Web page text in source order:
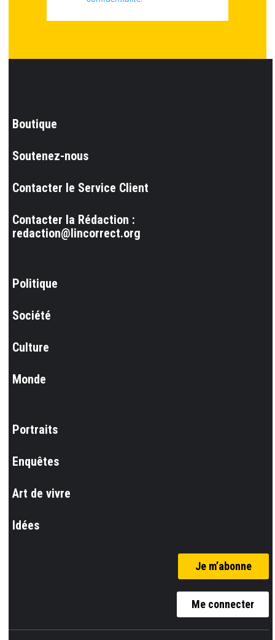
Boutique
Soutenez-nous
Contacter le Service Client
Contacter la Rédaction :
redaction@lincorrect.org
Politique
Société
Culture
Monde
Portraits
Enquêtes
Art de vivre
Idées
Je m’abonne
Me connecter